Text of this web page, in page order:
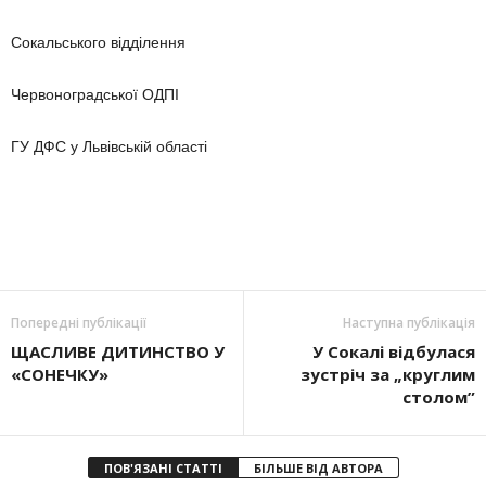
Сокальського відділення
Червоноградської ОДПІ
ГУ ДФС у Львівській області
Попередні публікації
ЩАСЛИВЕ ДИТИНСТВО У
«СОНЕЧКУ»
Наступна публікація
У Сокалі відбулася
зустріч за „круглим
столом”
ПОВ'ЯЗАНІ СТАТТІ БІЛЬШЕ ВІД АВТОРА